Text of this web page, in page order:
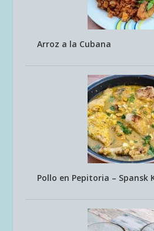
Arroz a la Cubana
Pollo en Pepitoria – Spansk